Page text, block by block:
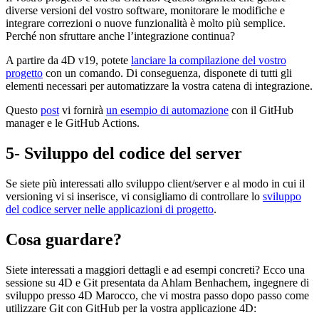
diverse versioni del vostro software, monitorare le modifiche e
integrare correzioni o nuove funzionalità è molto più semplice.
Perché non sfruttare anche l’integrazione continua?
A partire da 4D v19, potete lanciare la compilazione del vostro
progetto con un comando. Di conseguenza, disponete di tutti gli
elementi necessari per automatizzare la vostra catena di integrazione.
Questo post vi fornirà un esempio di automazione con il GitHub
manager e le GitHub Actions.
5- Sviluppo del codice del server
Se siete più interessati allo sviluppo client/server e al modo in cui il
versioning vi si inserisce, vi consigliamo di controllare lo sviluppo
del codice server nelle applicazioni di progetto.
Cosa guardare?
Siete interessati a maggiori dettagli e ad esempi concreti? Ecco una
sessione su 4D e Git presentata da Ahlam Benhachem, ingegnere di
sviluppo presso 4D Marocco, che vi mostra passo dopo passo come
utilizzare Git con GitHub per la vostra applicazione 4D: